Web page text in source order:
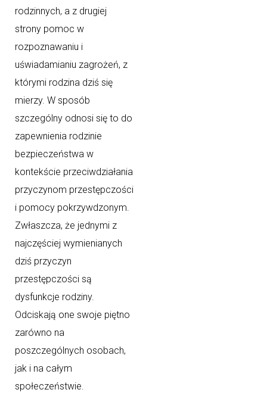
rodzinnych, a z drugiej
strony pomoc w
rozpoznawaniu i
uświadamianiu zagrożeń, z
którymi rodzina dziś się
mierzy. W sposób
szczególny odnosi się to do
zapewnienia rodzinie
bezpieczeństwa w
kontekście przeciwdziałania
przyczynom przestępczości
i pomocy pokrzywdzonym.
Zwłaszcza, że jednymi z
najczęściej wymienianych
dziś przyczyn
przestępczości są
dysfunkcje rodziny.
Odciskają one swoje piętno
zarówno na
poszczególnych osobach,
jak i na całym
społeczeństwie.